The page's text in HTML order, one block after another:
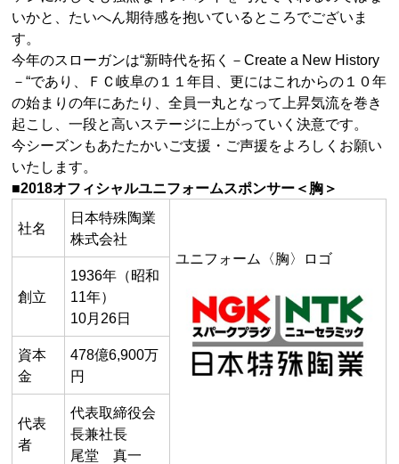
いかと、たいへん期待感を抱いているところでございま
す。
今年のスローガンは“新時代を拓く－Create a New History
－“であり、ＦＣ岐阜の１１年目、更にはこれからの１０年
の始まりの年にあたり、全員一丸となって上昇気流を巻き
起こし、一段と高いステージに上がっていく決意です。
今シーズンもあたたかいご支援・ご声援をよろしくお願い
いたします。
■2018オフィシャルユニフォームスポンサー＜胸＞
社名
日本特殊陶業
株式会社
ユニフォーム〈胸〉ロゴ
創立
1936年（昭和
11年）
10月26日
資本
金
478億6,900万
円
代表
者
代表取締役会
長兼社長
尾堂 真一